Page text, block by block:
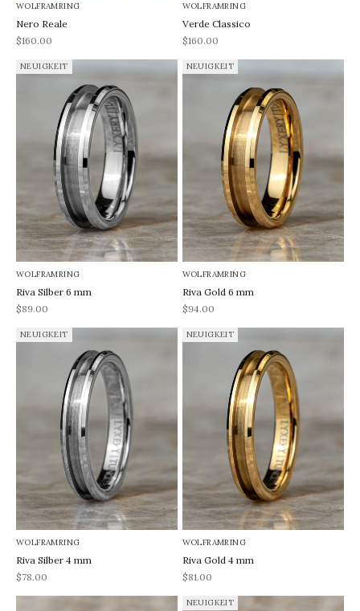
WOLFRAMRING
Nero Reale
REA-pris
$160.00
WOLFRAMRING
Verde Classico
REA-pris
$160.00
NEUIGKEIT
WOLFRAMRING
Riva Silber 6 mm
REA-pris
$89.00
NEUIGKEIT
WOLFRAMRING
Riva Gold 6 mm
REA-pris
$94.00
NEUIGKEIT
WOLFRAMRING
Riva Silber 4 mm
REA-pris
$78.00
NEUIGKEIT
WOLFRAMRING
Riva Gold 4 mm
REA-pris
$81.00
NEUIGKEIT